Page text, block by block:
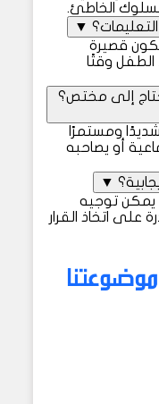
الخاطئ.
▼
قصيرة
الطفل وقتًا
إلى مختص؟
ومستمرًا
أو يصاحبه
▼
يمكن توجيه
على اتخاذ القرار